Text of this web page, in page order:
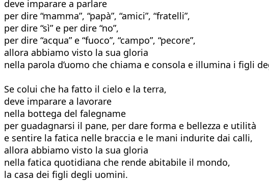
deve imparare a parlare
per dire “mamma”, “papà”, “amici”, “fratelli”,
per dire “sì” e per dire “no”,
per dire “acqua” e “fuoco”, “campo”, “pecore”,
allora abbiamo visto la sua gloria
nella parola d’uomo che chiama e consola e illumina i figli
Se colui che ha fatto il cielo e la terra,
deve imparare a lavorare
nella bottega del falegname
per guadagnarsi il pane, per dare forma e bellezza e utilità
e sentire la fatica nelle braccia e le mani indurite dai calli,
allora abbiamo visto la sua gloria
nella fatica quotidiana che rende abitabile il mondo,
la casa dei figli degli uomini.